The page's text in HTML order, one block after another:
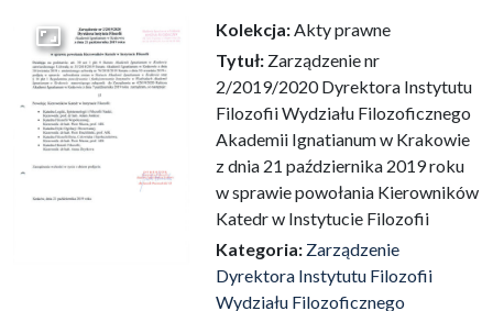
Przejdź do zbioru
Kolekcja:Akty prawne
Tytuł: Zarządzenie nr
2/2019/2020 Dyrektora Instytutu
Filozofii Wydziału Filozoficznego
Akademii Ignatianum w Krakowie
z dnia 21 października 2019 roku
w sprawie powołania Kierowników
Katedr w Instytucie Filozofii
Kategoria: Zarządzenie
Dyrektora Instytutu Filozofii
Wydziału Filozoficznego